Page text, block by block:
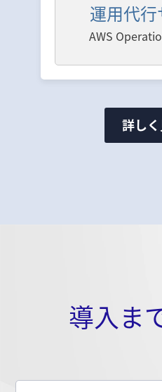
運用代
AWS
詳し
導入ま